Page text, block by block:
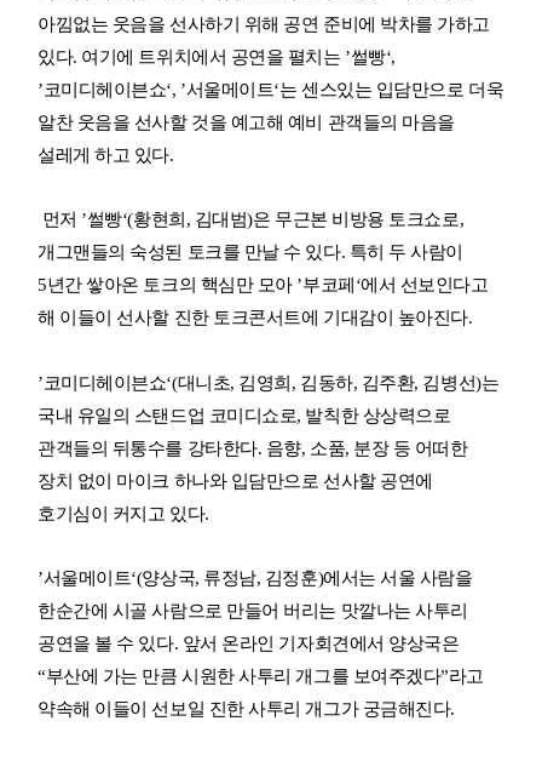
아낌없는 웃음을 선사하기 위해 공연 준비에 박차를 가하고
있다. 여기에 트위치에서 공연을 펼치는 ’썰빵‘,
’코미디헤이븐쇼‘, ’서울메이트‘는 센스있는 입담만으로 더욱
알찬 웃음을 선사할 것을 예고해 예비 관객들의 마음을
설레게 하고 있다.
먼저 ’썰빵‘(황현희, 김대범)은 무근본 비방용 토크쇼로,
개그맨들의 숙성된 토크를 만날 수 있다. 특히 두 사람이
5년간 쌓아온 토크의 핵심만 모아 ’부코페‘에서 선보인다고
해 이들이 선사할 진한 토크콘서트에 기대감이 높아진다.
’코미디헤이븐쇼‘(대니초, 김영희, 김동하, 김주환, 김병선)는
국내 유일의 스탠드업 코미디쇼로, 발칙한 상상력으로
관객들의 뒤통수를 강타한다. 음향, 소품, 분장 등 어떠한
장치 없이 마이크 하나와 입담만으로 선사할 공연에
호기심이 커지고 있다.
’서울메이트‘(양상국, 류정남, 김정훈)에서는 서울 사람을
한순간에 시골 사람으로 만들어 버리는 맛깔나는 사투리
공연을 볼 수 있다. 앞서 온라인 기자회견에서 양상국은
“부산에 가는 만큼 시원한 사투리 개그를 보여주겠다”라고
약속해 이들이 선보일 진한 사투리 개그가 궁금해진다.